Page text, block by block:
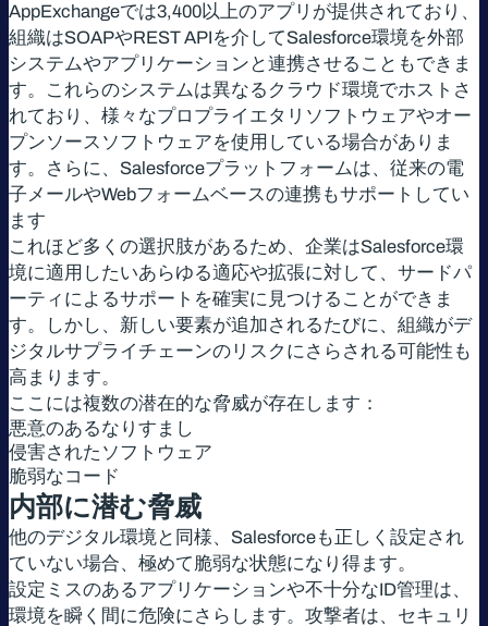
AppExchangeでは3,400以上のアプリが提供されており、
組織はSOAPやREST APIを介してSalesforce環境を外部
システムやアプリケーションと連携させることもできま
す。これらのシステムは異なるクラウド環境でホストさ
れており、様々なプロプライエタリソフトウェアやオー
プンソースソフトウェアを使用している場合がありま
す。さらに、Salesforceプラットフォームは、従来の電
子メールやWebフォームベースの連携もサポートしてい
ます
これほど多くの選択肢があるため、企業はSalesforce環
境に適用したいあらゆる適応や拡張に対して、サードパ
ーティによるサポートを確実に見つけることができま
す。しかし、新しい要素が追加されるたびに、組織がデ
ジタルサプライチェーンのリスクにさらされる可能性も
高まります。
ここには複数の潜在的な脅威が存在します：
悪意のあるなりすまし
侵害されたソフトウェア
脆弱なコード
内部に潜む脅威
他のデジタル環境と同様、Salesforceも正しく設定され
ていない場合、極めて脆弱な状態になり得ます。
設定ミスのあるアプリケーションや不十分なID管理は、
環境を瞬く間に危険にさらします。攻撃者は、セキュリ